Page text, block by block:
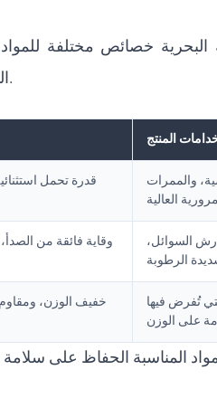
خصائص مختلفة
المنصات البحرية لتحقيق التوازن بين الميزانية والمتانة والتحديات البيئية.
المنتج
قدرة تحمل
والممرات
وقاية فائقة من
رش السوائل،
خفيف الوزن، ومقاوم
تُفرض فيها